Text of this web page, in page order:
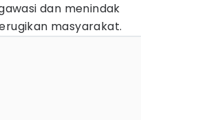
dan menindak
masyarakat.